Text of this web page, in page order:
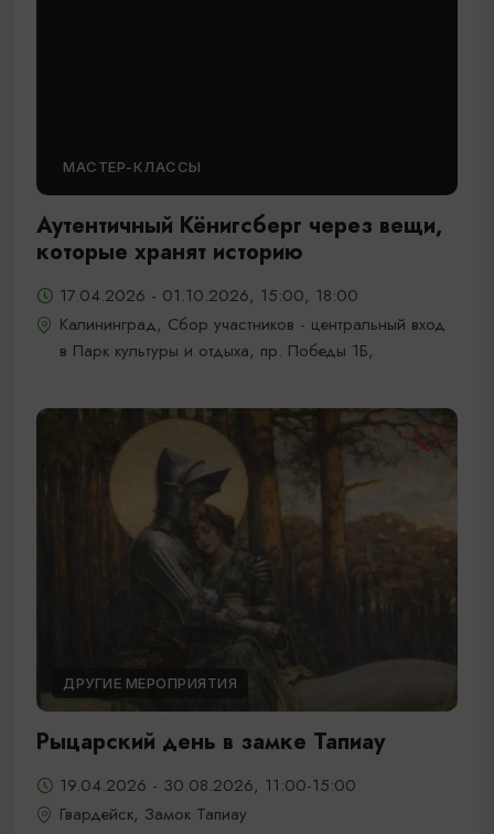
МАСТЕР-КЛАССЫ
Аутентичный Кёнигсберг через вещи,
которые хранят историю
17.04.2026 - 01.10.2026, 15:00, 18:00
Калининград, Сбор участников - центральный вход
в Парк культуры и отдыха, пр. Победы 1Б,
ДРУГИЕ МЕРОПРИЯТИЯ
Рыцарский день в замке Тапиау
19.04.2026 - 30.08.2026, 11:00-15:00
Гвардейск, Замок Тапиау